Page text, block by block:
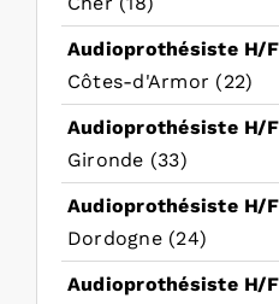
Audioprothésiste H/F
Côtes-d'Armor (22)
Audioprothésiste H/F
Gironde (33)
Audioprothésiste H/F
Dordogne (24)
Audioprothésiste H/F